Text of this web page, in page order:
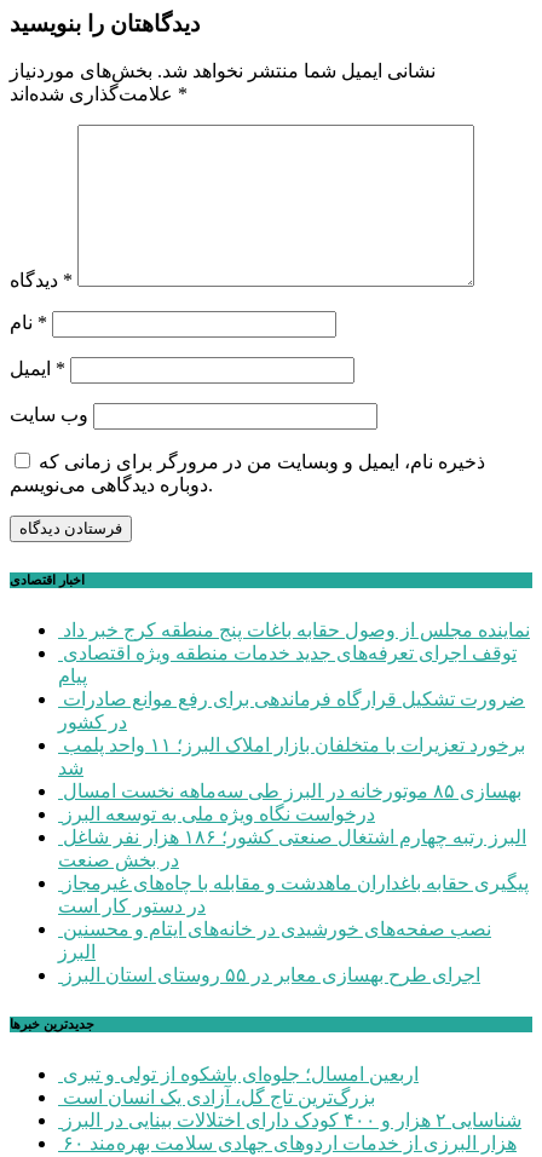
دیدگاهتان را بنویسید
نشانی ایمیل شما منتشر نخواهد شد. بخش‌های موردنیاز
*
*
*
*
وب‌ سایت
ذخیره نام، ایمیل و وبسایت من در مرورگر برای زمانی که
دوباره دیدگاهی می‌نویسم.
اخبار اقتصادی
نماینده مجلس از وصول حقابه باغات پنج منطقه کرج خبر داد
پیام
در کشور
شد
بهسازی ۸۵ موتورخانه در البرز طی سه‌ماهه نخست امسال
درخواست نگاه ویژه ملی به توسعه البرز
در بخش صنعت
در دستور کار است
البرز
اجرای طرح بهسازی معابر در ۵۵ روستای استان البرز
جديدترين خبرها
اربعین امسال؛ جلوه‌ای باشکوه از تولی و تبری
بزرگ‌ترین تاج گل، آزادی یک انسان است
شناسایی ۲ هزار و ۴۰۰ کودک دارای اختلالات بینایی در البرز
۶۰ هزار البرزی از خدمات اردوهای جهادی سلامت بهره‌مند